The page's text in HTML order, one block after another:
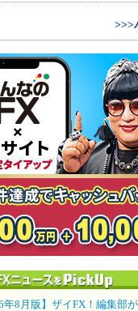
>>>
年8月版】ザイFX！編集部